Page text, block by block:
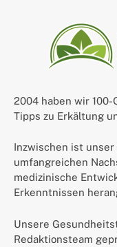
2004 haben wir
Tipps zu Erkältung
Inzwischen ist unser
umfangreichen
medizinische
Erkenntnissen
Unsere
Redaktionsteam